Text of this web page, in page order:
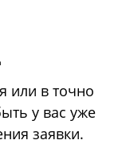
или в точно
у вас уже
заявки.